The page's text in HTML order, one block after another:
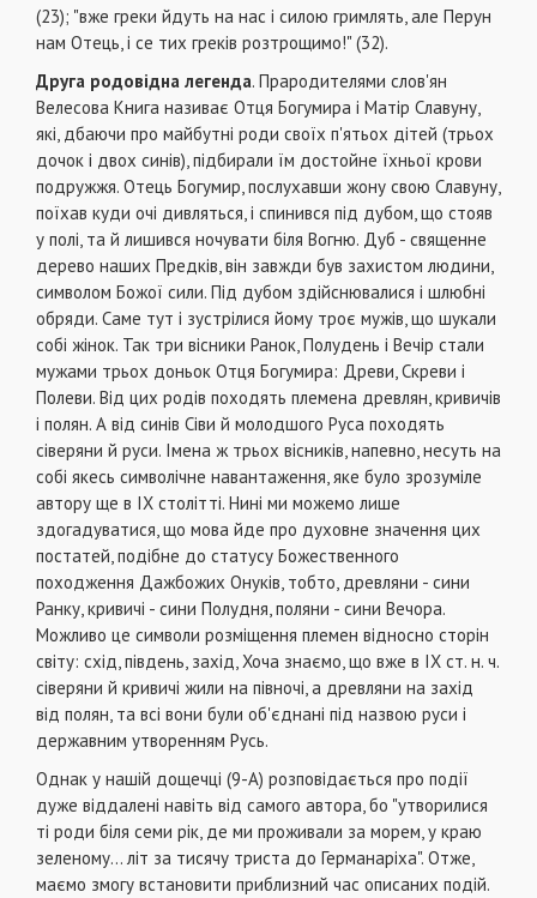
(23); "вже греки йдуть на нас і силою гримлять, але Перун
нам Отець, і се тих греків розтрощимо!" (32).
Друга родовідна легенда. Прародителями слов'ян
Велесова Книга називає Отця Богумира і Матір Славуну,
які, дбаючи про майбутні роди сво­їх п'ятьох дітей (трьох
дочок і двох синів), підби­рали їм достойне їхньої крови
подружжя. Отець Богумир, послухавши жону свою Славуну,
пої­хав куди очі дивляться, і спинився під дубом, що стояв
у полі, та й лишився ночувати біля Вогню. Дуб - священне
дерево наших Предків, він зав­жди був захистом людини,
символом Божої си­ли. Під дубом здійснювалися і шлюбні
обряди. Саме тут і зустрілися йому троє мужів, що шукали
собі жінок. Так три вісники Ранок, Полудень і Вечір стали
мужами трьох доньок Отця Богуми­ра: Древи, Скреви і
Полеви. Від цих родів походять племена древлян, кривичів
і полян. А від синів Сіви й молодшого Руса походять
сіверяни й руси. Імена ж трьох вісників, напевно, несуть на
собі якесь символічне навантаження, яке було зро­зуміле
автору ще в IX столітті. Нині ми можемо лише
здогадуватися, що мова йде про духовне значення цих
постатей, подібне до статусу Божес­твенного
походження Дажбожих Онуків, тобто, древляни - сини
Ранку, кривичі - сини Полудня, поляни - сини Вечора.
Можливо це символи роз­міщення племен відносно сторін
світу: схід, пів­день, захід, Хоча знаємо, що вже в IX ст. н. ч.
сіверяни й кривичі жили на півночі, а древляни на захід
від полян, та всі вони були об'єднані під назвою руси і
державним утворенням Русь.
Однак у нашій дощечці (9-А) розповідається про події
дуже віддалені навіть від самого автора, бо "ут­ворилися
ті роди біля семи рік, де ми проживали за морем, у краю
зеленому... літ за тисячу триста до Германаріха". Отже,
маємо змогу встановити приб­лизний час описаних подій.